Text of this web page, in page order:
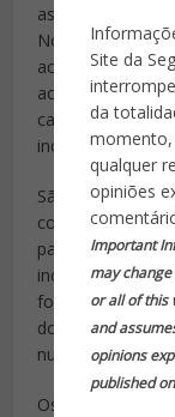
Site da
da
momento,
qualquer
opiniões
Important
may
or all of this
and
opinions
published
as pessoas,
No que refere-
acoplando
acionados os
caísse ou
inclusive.
São muitos
colocaram esta
para isso uma
inovadora idéia
foram
dos EUA,
num fórum de
Os próprios